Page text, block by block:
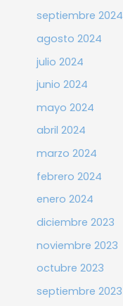
septiembre 2024
agosto 2024
julio 2024
junio 2024
mayo 2024
abril 2024
marzo 2024
febrero 2024
enero 2024
diciembre 2023
noviembre 2023
octubre 2023
septiembre 2023